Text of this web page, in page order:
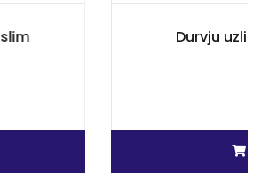
Durvju uzlika PZ, DP-C-30 BLM slim